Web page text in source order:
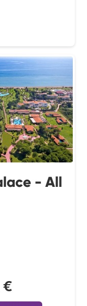
- All